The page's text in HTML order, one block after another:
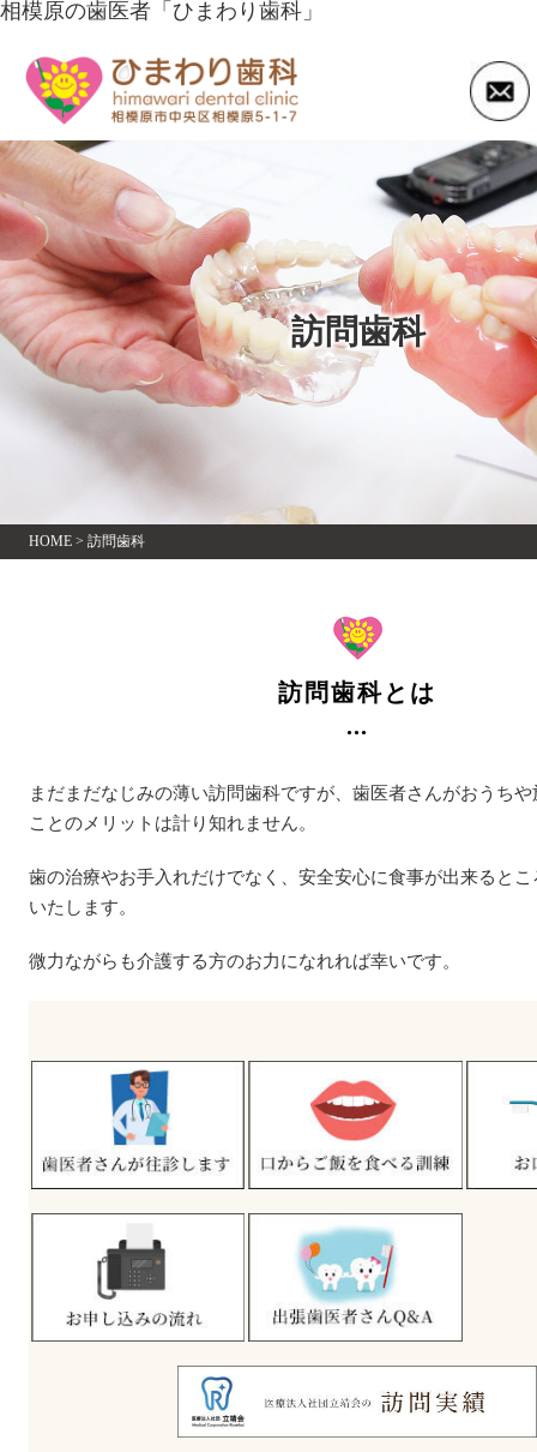
相模原の歯医者「ひまわり歯科」
訪問歯科
HOME> 訪問歯科
訪問歯科とは
まだまだなじみの薄い訪問歯科ですが、歯医者さんがおうち
ことのメリットは計り知れません。
歯の治療やお手入れだけでなく、安全安心に食事が出来ると
いたします。
微力ながらも介護する方のお力になれれば幸いです。